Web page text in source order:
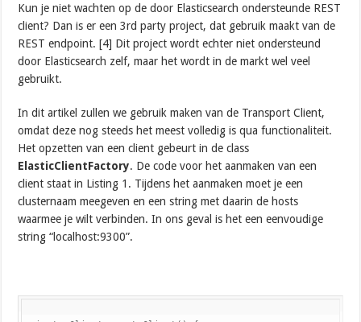
Kun je niet wachten op de door Elasticsearch ondersteunde REST
client? Dan is er een 3rd party project, dat gebruik maakt van de
REST endpoint. [4] Dit project wordt echter niet ondersteund
door Elasticsearch zelf, maar het wordt in de markt wel veel
gebruikt.
In dit artikel zullen we gebruik maken van de Transport Client,
omdat deze nog steeds het meest volledig is qua functionaliteit.
Het opzetten van een client gebeurt in de class
ElasticClientFactory. De code voor het aanmaken van een
client staat in Listing 1. Tijdens het aanmaken moet je een
clusternaam meegeven en een string met daarin de hosts
waarmee je wilt verbinden. In ons geval is het een eenvoudige
string “localhost:9300”.